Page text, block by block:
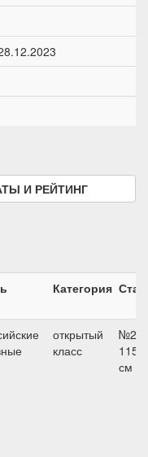
И РЕЙТИНГ
Категория
открытый
класс
№2,
115
см